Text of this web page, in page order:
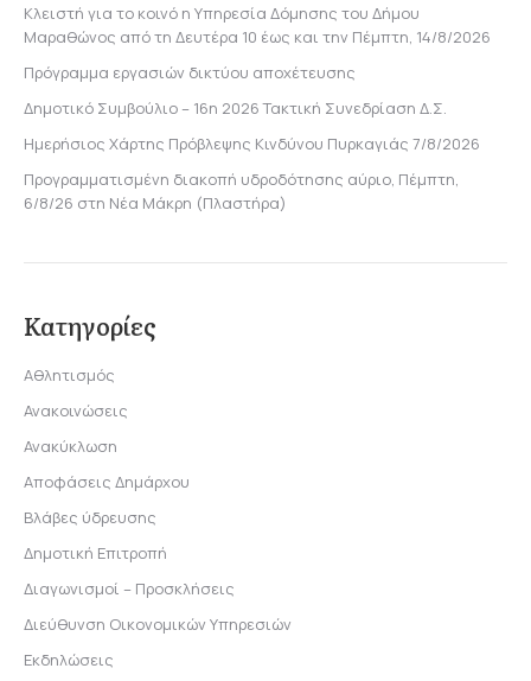
Κλειστή για το κοινό η Υπηρεσία Δόμησης του Δήμου
Μαραθώνος από τη Δευτέρα 10 έως και την Πέμπτη, 14/8/2026
Πρόγραμμα εργασιών δικτύου αποχέτευσης
Δημοτικό Συμβούλιο – 16η 2026 Τακτική Συνεδρίαση Δ.Σ.
Ημερήσιος Χάρτης Πρόβλεψης Κινδύνου Πυρκαγιάς 7/8/2026
Προγραμματισμένη διακοπή υδροδότησης αύριο, Πέμπτη,
6/8/26 στη Νέα Μάκρη (Πλαστήρα)
Κατηγορίες
Αθλητισμός
Ανακοινώσεις
Ανακύκλωση
Αποφάσεις Δημάρχου
Βλάβες ύδρευσης
Δημοτική Επιτροπή
Διαγωνισμοί – Προσκλήσεις
Διεύθυνση Οικονομικών Υπηρεσιών
Εκδηλώσεις